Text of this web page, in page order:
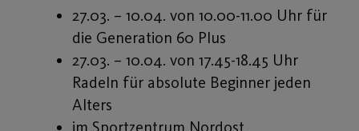
27.03. – 10.04. von 10.00-11.00 Uhr für
die Generation 60 Plus
27.03. – 10.04. von 17.45-18.45 Uhr
Radeln für absolute Beginner jeden
Alters